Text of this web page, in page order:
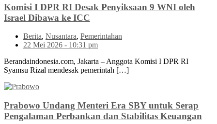
Komisi I DPR RI Desak Penyiksaan 9 WNI oleh
Israel Dibawa ke ICC
Berita, Nusantara, Pemerintahan
22 Mei 2026 - 10:31 pm
Berandaindonesia.com, Jakarta – Anggota Komisi I DPR RI
Syamsu Rizal mendesak pemerintah […]
Prabowo Undang Menteri Era SBY untuk Serap
Pengalaman Perbankan dan Stabilitas Keuangan